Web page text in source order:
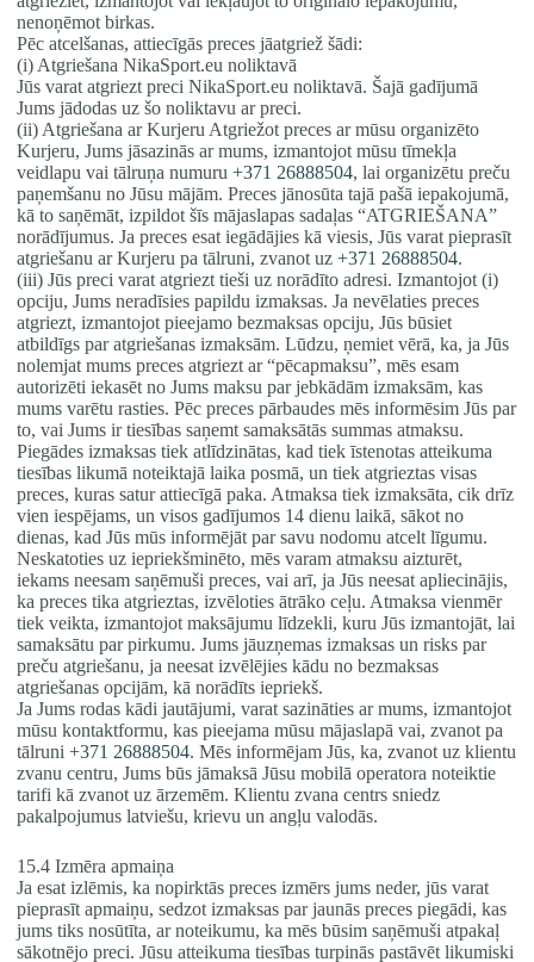
nenoņēmot birkas.
Pēc atcelšanas, attiecīgās preces jāatgriež šādi:
(i) Atgriešana NikaSport.eu noliktavā
Jūs varat atgriezt preci NikaSport.eu noliktavā. Šajā gadījumā
Jums jādodas uz šo noliktavu ar preci.
(ii) Atgriešana ar Kurjeru Atgriežot preces ar mūsu organizēto
Kurjeru, Jums jāsazinās ar mums, izmantojot mūsu tīmekļa
veidlapu vai tālruņa numuru +371 26888504, lai organizētu preču
paņemšanu no Jūsu mājām. Preces jānosūta tajā pašā iepakojumā,
kā to saņēmāt, izpildot šīs mājaslapas sadaļas “ATGRIEŠANA”
norādījumus. Ja preces esat iegādājies kā viesis, Jūs varat pieprasīt
atgriešanu ar Kurjeru pa tālruni, zvanot uz +371 26888504.
(iii) Jūs preci varat atgriezt tieši uz norādīto adresi. Izmantojot (i)
opciju, Jums neradīsies papildu izmaksas. Ja nevēlaties preces
atgriezt, izmantojot pieejamo bezmaksas opciju, Jūs būsiet
atbildīgs par atgriešanas izmaksām. Lūdzu, ņemiet vērā, ka, ja Jūs
nolemjat mums preces atgriezt ar “pēcapmaksu”, mēs esam
autorizēti iekasēt no Jums maksu par jebkādām izmaksām, kas
mums varētu rasties. Pēc preces pārbaudes mēs informēsim Jūs par
to, vai Jums ir tiesības saņemt samaksātās summas atmaksu.
Piegādes izmaksas tiek atlīdzinātas, kad tiek īstenotas atteikuma
tiesības likumā noteiktajā laika posmā, un tiek atgrieztas visas
preces, kuras satur attiecīgā paka. Atmaksa tiek izmaksāta, cik drīz
vien iespējams, un visos gadījumos 14 dienu laikā, sākot no
dienas, kad Jūs mūs informējāt par savu nodomu atcelt līgumu.
Neskatoties uz iepriekšminēto, mēs varam atmaksu aizturēt,
iekams neesam saņēmuši preces, vai arī, ja Jūs neesat apliecinājis,
ka preces tika atgrieztas, izvēloties ātrāko ceļu. Atmaksa vienmēr
tiek veikta, izmantojot maksājumu līdzekli, kuru Jūs izmantojāt, lai
samaksātu par pirkumu. Jums jāuzņemas izmaksas un risks par
preču atgriešanu, ja neesat izvēlējies kādu no bezmaksas
atgriešanas opcijām, kā norādīts iepriekš.
Ja Jums rodas kādi jautājumi, varat sazināties ar mums, izmantojot
mūsu kontaktformu, kas pieejama mūsu mājaslapā vai, zvanot pa
tālruni +371 26888504. Mēs informējam Jūs, ka, zvanot uz klientu
zvanu centru, Jums būs jāmaksā Jūsu mobilā operatora noteiktie
tarifi kā zvanot uz ārzemēm. Klientu zvana centrs sniedz
pakalpojumus latviešu, krievu un angļu valodās.
15.4 Izmēra apmaiņa
Ja esat izlēmis, ka nopirktās preces izmērs jums neder, jūs varat
pieprasīt apmaiņu, sedzot izmaksas par jaunās preces piegādi, kas
jums tiks nosūtīta, ar noteikumu, ka mēs būsim saņēmuši atpakaļ
sākotnējo preci. Jūsu atteikuma tiesības turpinās pastāvēt likumiski